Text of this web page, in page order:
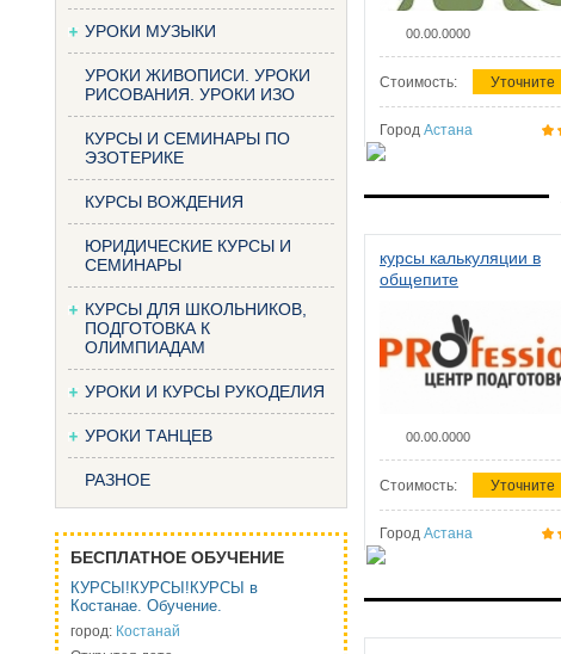
УРОКИ МУЗЫКИ
УРОКИ ЖИВОПИСИ. УРОКИ
РИСОВАНИЯ. УРОКИ ИЗО
КУРСЫ И СЕМИНАРЫ ПО
ЭЗОТЕРИКЕ
КУРСЫ ВОЖДЕНИЯ
ЮРИДИЧЕСКИЕ КУРСЫ И
СЕМИНАРЫ
КУРСЫ ДЛЯ ШКОЛЬНИКОВ,
ПОДГОТОВКА К
ОЛИМПИАДАМ
УРОКИ И КУРСЫ РУКОДЕЛИЯ
УРОКИ ТАНЦЕВ
РАЗНОЕ
БЕСПЛАТНОЕ ОБУЧЕНИЕ
КУРСЫ!КУРСЫ!КУРСЫ в
Костанае. Обучение.
город: Костанай
00.00.0000
Стоимость: Уточните
Город Астана
курсы калькуляции в
общепите
00.00.0000
Стоимость: Уточните
Город Астана